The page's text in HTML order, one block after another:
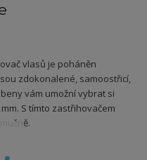
vlasů je poháněn
zdokonalené, samoostřicí,
vám umožní vybrat si
S tímto zastřihovačem